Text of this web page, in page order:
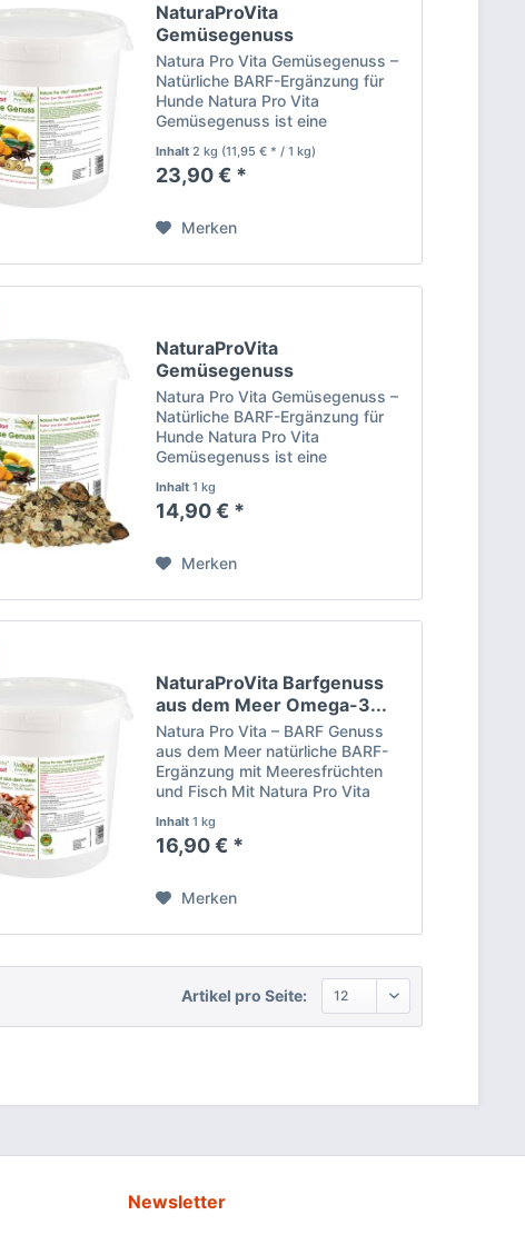
NaturaProVita
Gemüsegenuss
kalorienarm...
Natura Pro Vita Gemüsegenuss –
Natürliche BARF-Ergänzung für
Hunde Natura Pro Vita
Gemüsegenuss ist eine
hochwertige, naturbelassene
Gemüsemischung zur optimalen
Ergänzung der BARF-Ernährung
sorgfältig...
Inhalt2 kg (11,95 € * / 1 kg)
23,90 € *
Merken
NaturaProVita
Gemüsegenuss
kalorienarm...
Natura Pro Vita Gemüsegenuss –
Natürliche BARF-Ergänzung für
Hunde Natura Pro Vita
Gemüsegenuss ist eine
Gemüsemischung zur optimalen
Ergänzung der BARF-Ernährung
sorgfältig...
Inhalt1 kg
14,90 € *
Merken
NaturaProVita Barfgenuss
aus dem Meer Omega-3...
Natura Pro Vita – BARF Genuss
aus dem Meer natürliche BARF-
Ergänzung mit Meeresfrüchten
und Fisch Mit Natura Pro Vita
bietest du deinem Hund eine
natürliche und hochwertige BARF-
Inhalt1 kg
16,90 € *
Merken
Artikel pro Seite:
Newsletter